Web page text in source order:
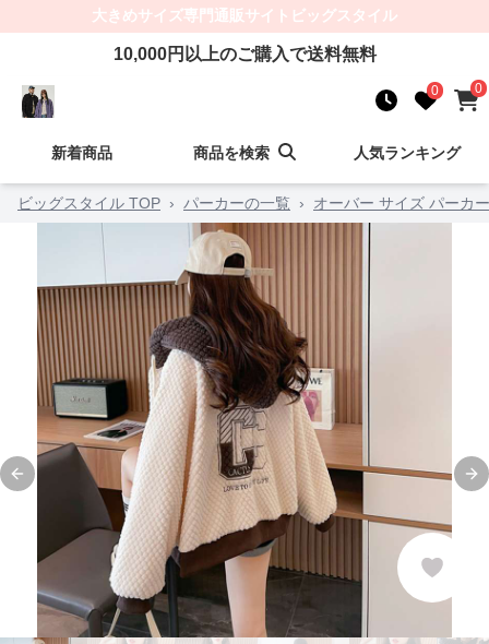
大きめサイズ専門通販サイト ビッグスタイル
10,000円以上のご購入で送料無料
0 0
新着商品 商品を検索 人気ランキング
ビッグスタイル TOP › パーカーの一覧 › オーバー サイズ パーカ
Previous slide